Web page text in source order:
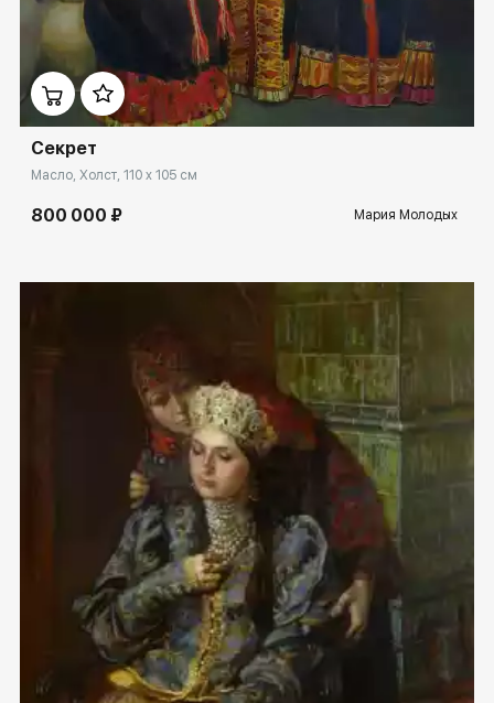
Домен: rakovgallery.ru
Секрет
Масло, Холст, 110 x 105 см
800 000 ₽ Мария Молодых